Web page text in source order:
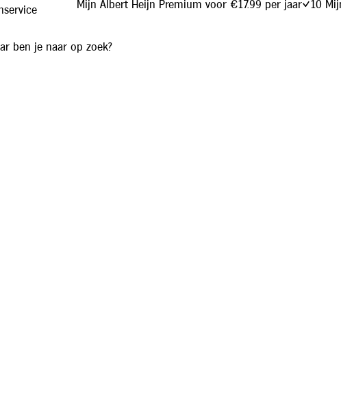
Mijn Albert Heijn Premium voor €17.99 per jaar 10